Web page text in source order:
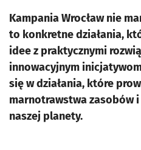
Kampania Wrocław nie
to konkretne działania,
idee z praktycznymi
innowacyjnym
się w działania, które
marnotrawstwa zasobów
naszej planety.